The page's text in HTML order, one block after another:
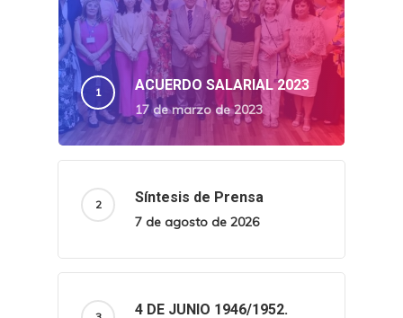
ACUERDO SALARIAL 2023
17 de marzo de 2023
Síntesis de Prensa
7 de agosto de 2026
4 DE JUNIO 1946/1952.